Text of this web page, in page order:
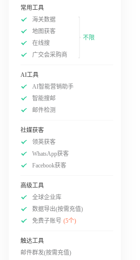
常用工具
海关数据
地图获客
在线搜
广交会采购商
不限
AI工具
AI智能营销助手
智能搜邮
邮件检测
社媒获客
领英获客
WhatsApp获客
Facebook获客
高级工具
全球企业库
数据导出(按需充值)
免费子账号 (5个)
触达工具
邮件群发(按需充值)